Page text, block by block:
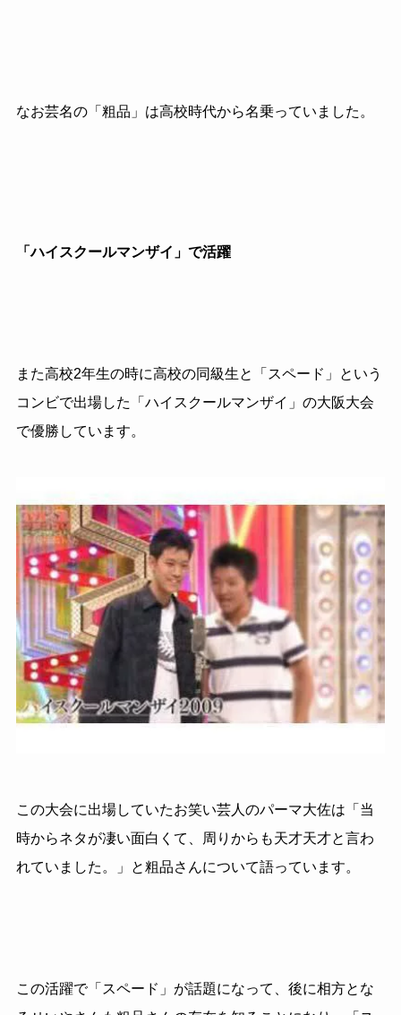
なお芸名の「粗品」は高校時代から名乗っていました。
「ハイスクールマンザイ」で活躍
また高校2年生の時に高校の同級生と「スペード」という
コンビで出場した「ハイスクールマンザイ」の大阪大会
で優勝しています。
この大会に出場していたお笑い芸人のパーマ大佐は「当
時からネタが凄い面白くて、周りからも天才天才と言わ
れていました。」と粗品さんについて語っています。
この活躍で「スペード」が話題になって、後に相方とな